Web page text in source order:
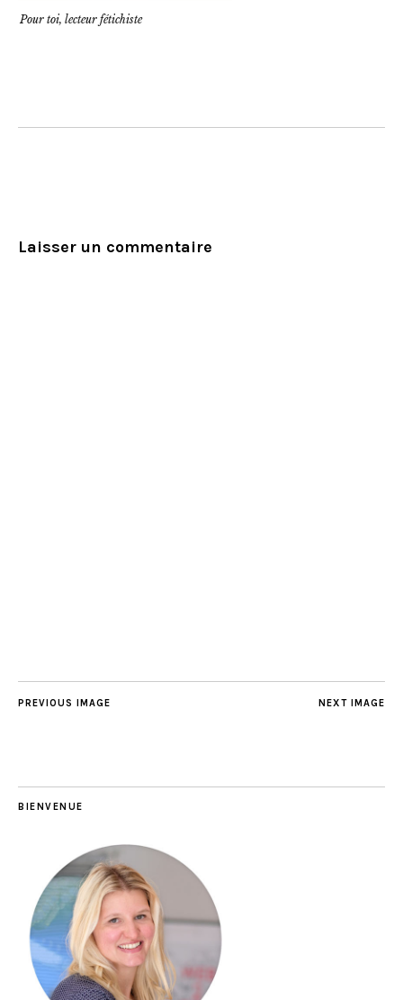
Pour toi, lecteur fétichiste
Laisser un commentaire
NEXT IMAGE
PREVIOUS IMAGE
BIENVENUE